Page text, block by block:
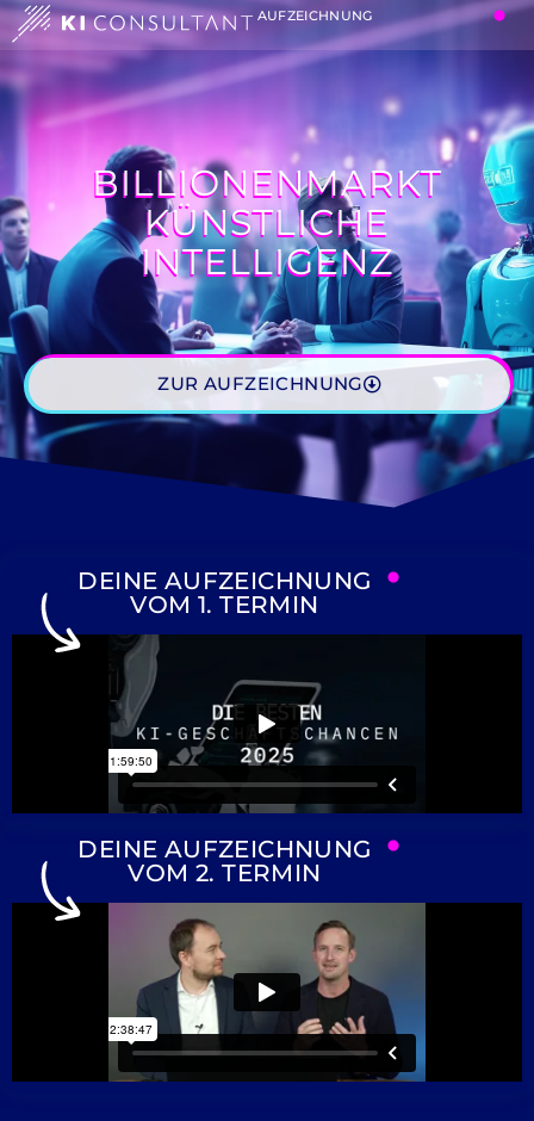
AUFZEICHNUNG
BILLIONENMARKT
KÜNSTLICHE
INTELLIGENZ
ZUR AUFZEICHNUNG
DEINE AUFZEICHNUNG
VOM 1. TERMIN
DEINE AUFZEICHNUNG
VOM 2. TERMIN